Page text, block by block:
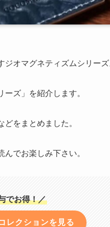
ジオマグネティズムシリー
ズ」を紹介します。
をまとめました。
でお楽しみ下さい。
でお得！／
レクションを見る